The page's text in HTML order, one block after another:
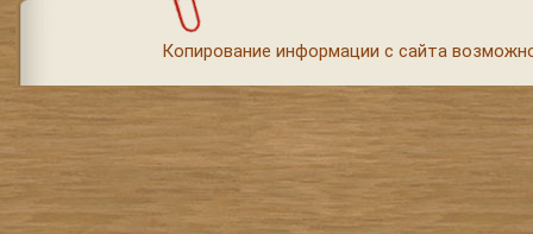
Копирование информации с сайта